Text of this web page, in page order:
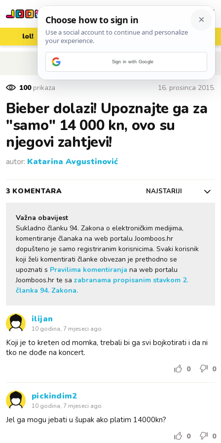
lol! aww vrh! woot?!
POVRATAK NA ČLANAK
100prikaza 16. prosinca 2015.
Bieber dolazi! Upoznajte ga za
"samo" 14 000 kn, ovo su
njegovi zahtjevi!
autor: Katarina Avgustinović
3 KOMENTARA NAJSTARIJI
Važna obavijest
Sukladno članku 94. Zakona o elektroničkim medijima,
komentiranje članaka na web portalu Joomboos.hr
dopušteno je samo registriranim korisnicima. Svaki korisnik
koji želi komentirati članke obvezan je prethodno se
upoznati s Pravilima komentiranja na web portalu
Joomboos.hr te sa zabranama propisanim stavkom 2.
članka 94. Zakona.
ilijan
10 godina, 7 mjeseci ago
Koji je to kreten od momka, trebali bi ga svi bojkotirati i da ni
tko ne dođe na koncert.
0 0
pickindim2
10 godina, 7 mjeseci ago
Jel ga mogu jebati u šupak ako platim 14000kn?
0 0
Sign in with Google